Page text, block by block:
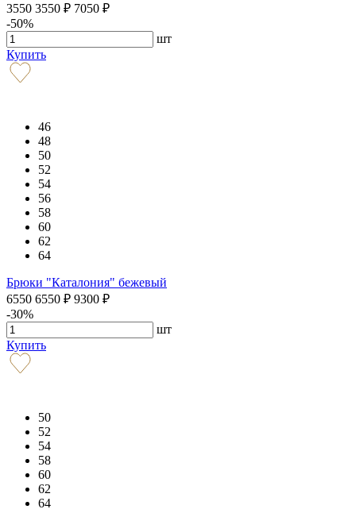
3550 3550 ₽ 7050 ₽
-50%
шт
Купить
46
48
50
52
54
56
58
60
62
64
Брюки "Каталония" бежевый
6550 6550 ₽ 9300 ₽
-30%
шт
Купить
50
52
54
58
60
62
64